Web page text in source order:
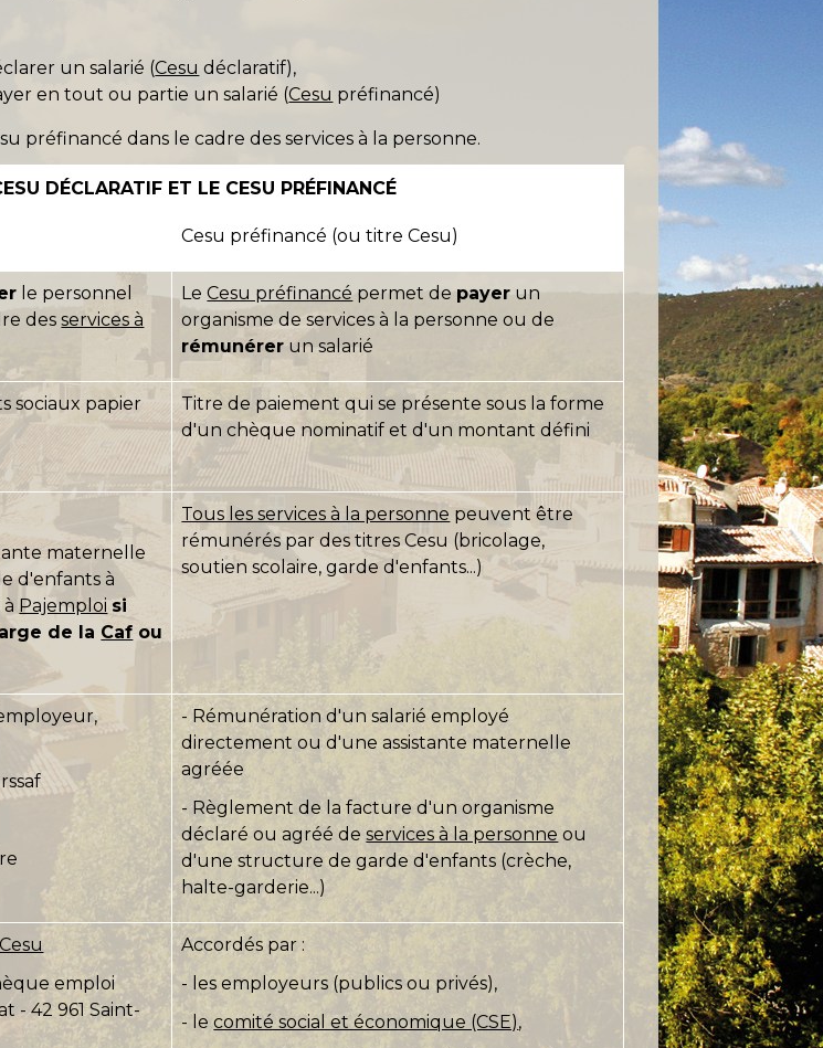
un salarié (Cesu déclaratif),
en tout ou partie un salarié (Cesu préfinancé)
préfinancé dans le cadre des services à la personne.
DÉCLARATIF ET LE CESU PRÉFINANCÉ
Cesu préfinancé (ou titre Cesu)
le personnel
desservices à
LeCesu préfinancé permet de payer un
organisme de services à la personne ou de
rémunérerun salarié
sociaux papier
Titre de paiement qui se présente sous la forme
d'un chèque nominatif et d'un montant défini
maternelle
d'enfants à
Pajemploi si
de la Caf ou
Tous les services à la personne peuvent être
rémunérés par des titres Cesu (bricolage,
soutien scolaire, garde d'enfants...)
- Rémunération d'un salarié employé
directement ou d'une assistante maternelle
agréée
- Règlement de la facture d'un organisme
déclaré ou agréé deservices à la personne ou
d'une structure de garde d'enfants (crèche,
halte-garderie...)
emploi
- 42 961 Saint-
Accordés par :
- les employeurs (publics ou privés),
- lecomité social et économique (CSE),